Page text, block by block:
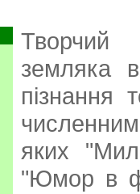
Творчий
земляка
пізнання
яких
"Юмор в